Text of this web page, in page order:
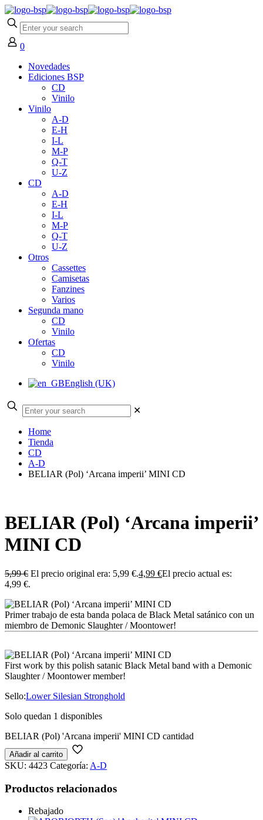
0
Novedades
Ediciones BSP
CD
Vinilo
Vinilo
A-D
E-H
I-L
M-P
Q-T
U-Z
CD
A-D
E-H
I-L
M-P
Q-T
U-Z
Otros
Cassettes
Camisetas
Fanzines
Varios
Segunda mano
CD
Vinilo
Ofertas
CD
Vinilo
English (UK)
✕
Home
Tienda
CD
A-D
BELIAR (Pol) ‘Arcana imperii’ MINI CD
BELIAR (Pol) ‘Arcana imperii’
MINI CD
5,99€ El precio original era: 5,99 €.4,99 €El precio actual es:
4,99 €.
Primer trabajo de esta banda polaca de Black Metal satánico con un
miembro de Demonic Slaughter / Moontower!
First work by this polish satanic Black Metal band with a Demonic
Slaughter / Moontower member!
Sello:Lower Silesian Stronghold
Solo quedan 1 disponibles
BELIAR (Pol) 'Arcana imperii' MINI CD cantidad
Añadir al carrito
SKU: 4423 Categoría: A-D
Productos relacionados
Rebajado